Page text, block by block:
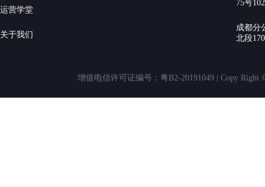
运营学堂
关于我们
75号
成都分
北段
增值电信许可证编号：粤B2-20191049 | Copy